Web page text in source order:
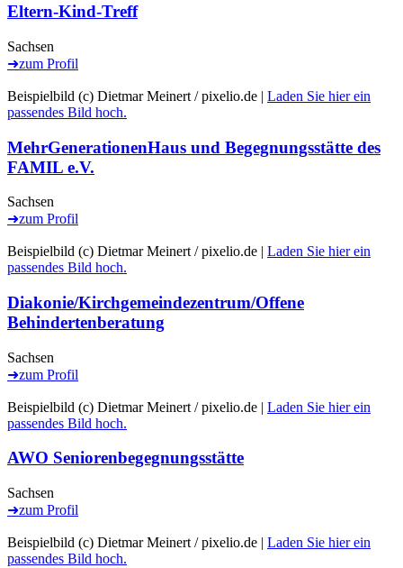
Eltern-Kind-Treff
Sachsen
➜zum Profil
Beispielbild (c) Dietmar Meinert / pixelio.de | Laden Sie hier ein
passendes Bild hoch.
MehrGenerationenHaus und Begegnungsstätte des
FAMIL e.V.
Sachsen
➜zum Profil
Beispielbild (c) Dietmar Meinert / pixelio.de | Laden Sie hier ein
passendes Bild hoch.
Diakonie/Kirchgemeindezentrum/Offene
Behindertenberatung
Sachsen
➜zum Profil
Beispielbild (c) Dietmar Meinert / pixelio.de | Laden Sie hier ein
passendes Bild hoch.
AWO Seniorenbegegnungsstätte
Sachsen
➜zum Profil
Beispielbild (c) Dietmar Meinert / pixelio.de | Laden Sie hier ein
passendes Bild hoch.